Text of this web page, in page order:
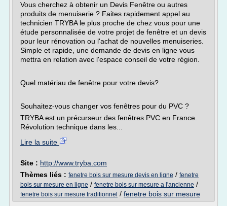
Vous cherchez à obtenir un Devis Fenêtre ou autres
produits de menuiserie ? Faites rapidement appel au
technicien TRYBA le plus proche de chez vous pour une
étude personnalisée de votre projet de fenêtre et un devis
pour leur rénovation ou l'achat de nouvelles menuiseries.
Simple et rapide, une demande de devis en ligne vous
mettra en relation avec l'espace conseil de votre région.
Quel matériau de fenêtre pour votre devis?
Souhaitez-vous changer vos fenêtres pour du PVC ?
TRYBA est un précurseur des fenêtres PVC en France.
Révolution technique dans les...
Lire la suite
Site : http://www.tryba.com
Thèmes liés : fenetre bois sur mesure devis en ligne / fenetre
bois sur mesure en ligne / fenetre bois sur mesure a l'ancienne /
fenetre bois sur mesure traditionnel / fenetre bois sur mesure